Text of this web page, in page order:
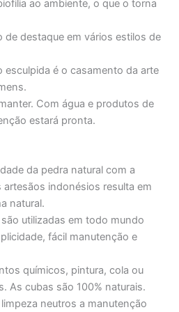
ao ambiente, o que o torna
destaque em vários estilos de
esculpida é o casamento da arte
Com água e produtos de
estará pronta.
da pedra natural com a
indonésios resulta em
natural.
utilizadas em todo mundo
fácil manutenção e
químicos, pintura, cola ou
As cubas são 100% naturais.
neutros a manutenção